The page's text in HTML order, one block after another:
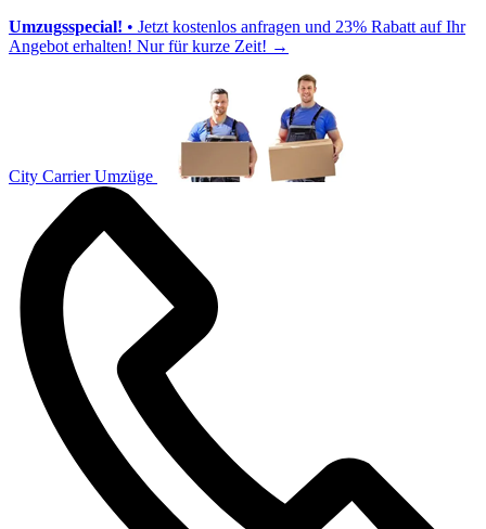
Umzugsspecial! • Jetzt kostenlos anfragen und 23% Rabatt auf Ihr
Angebot erhalten! Nur für kurze Zeit! →
City Carrier Umzüge